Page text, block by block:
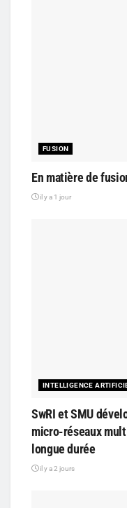
FUSION
En matière de
il y a 1 jour
INTELLIGENCE
SwRI et SMU
micro-réseaux
longue durée
il y a 2 jours